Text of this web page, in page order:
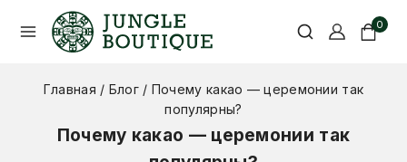
0
Главная / Блог / Почему какао — церемонии так
популярны?
Почему какао — церемонии так